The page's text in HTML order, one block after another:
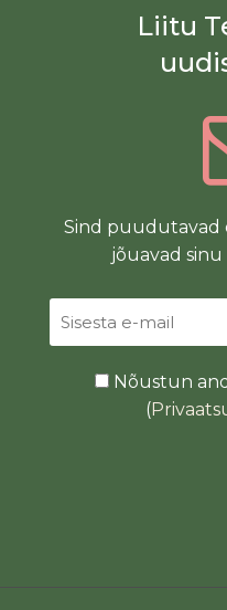
Liitu
Sind puudutavad
jõuavad
Nõustun
(